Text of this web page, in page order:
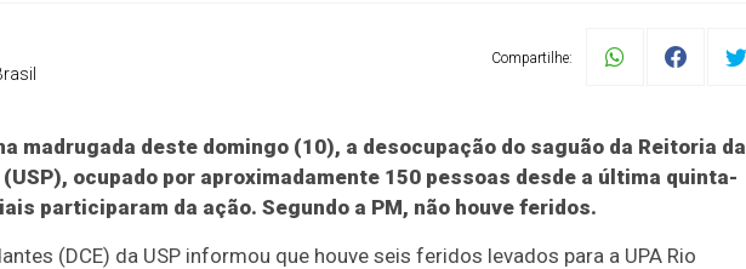
Compartilhe:
madrugada deste domingo (10), a desocupação do saguão da Reitoria da
ocupado por aproximadamente 150 pessoas desde a última quinta-
participaram da ação. Segundo a PM, não houve feridos.
(DCE) da USP informou que houve seis feridos levados para a UPA Rio